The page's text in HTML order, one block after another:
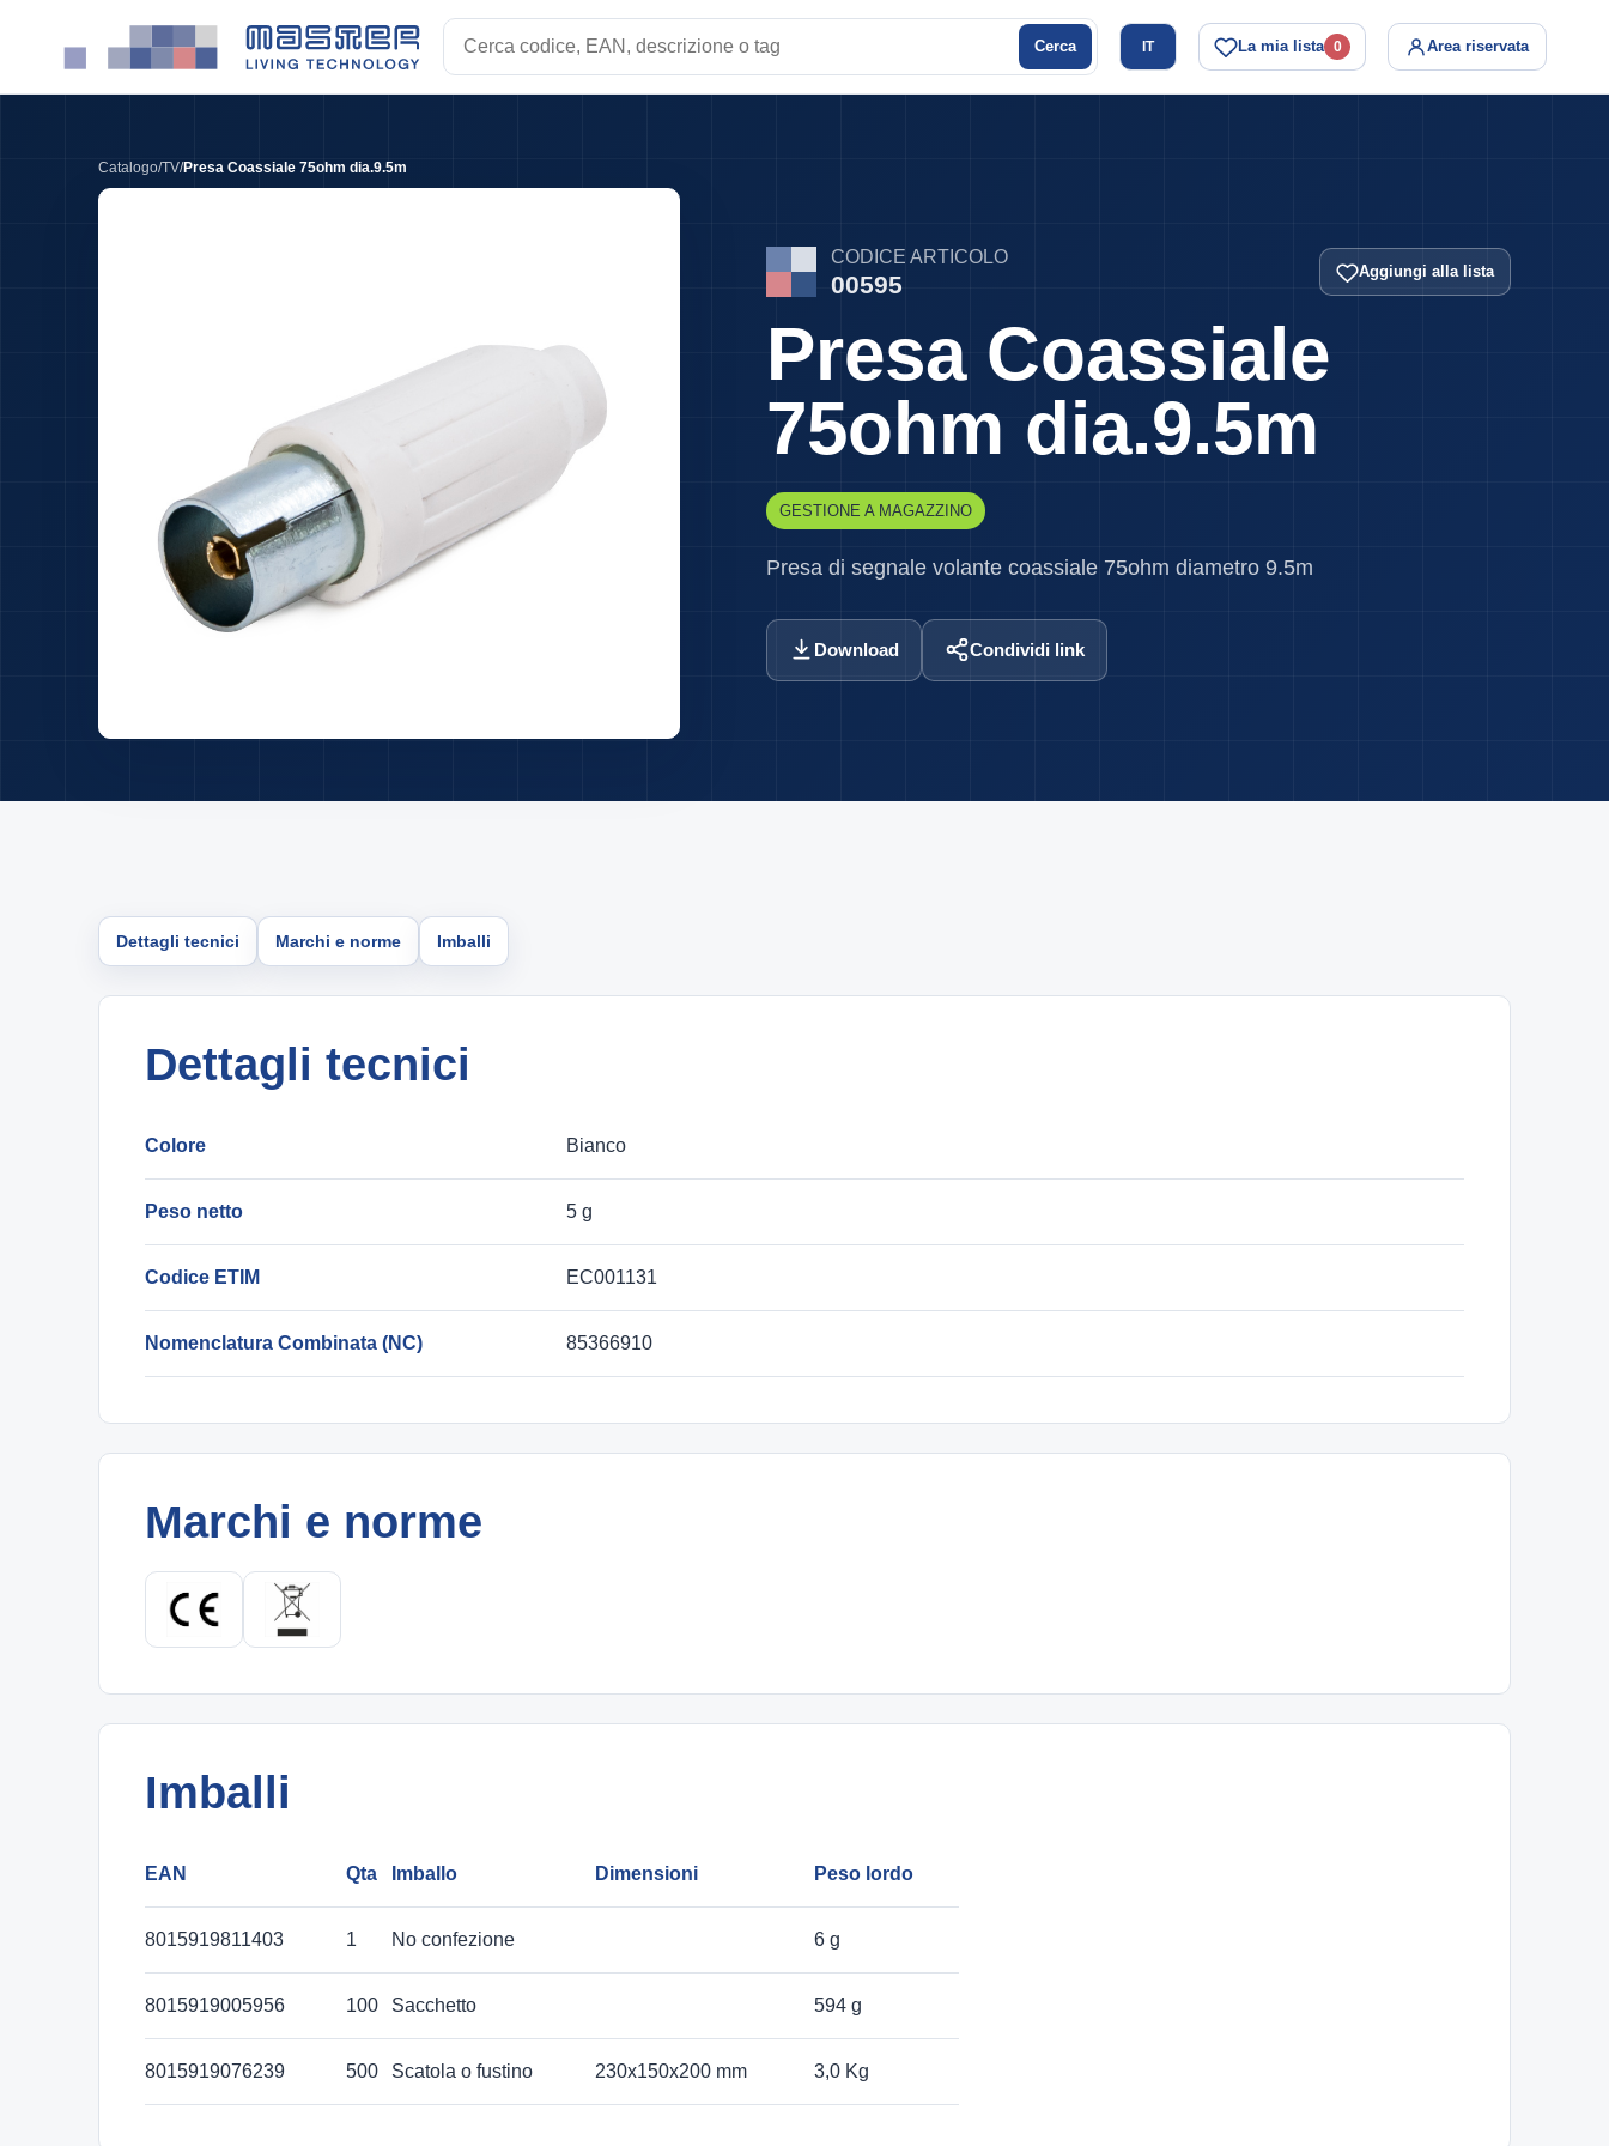
Cerca
EAN,
Cerca IT La mia lista 0 Area riservata
Catalogo/TV/Presa Coassiale 75ohm dia.9.5m
CODICE ARTICOLO
00595 Aggiungi alla lista
Presa Coassiale
75ohm dia.9.5m
GESTIONE A MAGAZZINO
Presa di segnale volante coassiale 75ohm diametro 9.5m
Download Condividi link
Dettagli tecnici Marchi e norme Imballi
Dettagli tecnici
Colore Bianco
Peso netto 5 g
Codice ETIM EC001131
Nomenclatura Combinata (NC) 85366910
Marchi e norme
Imballi
EAN Qta Imballo Dimensioni Peso lordo
8015919811403 1 No confezione 6 g
8015919005956 100 Sacchetto 594 g
8015919076239 500 Scatola o fustino 230x150x200 mm 3,0 Kg